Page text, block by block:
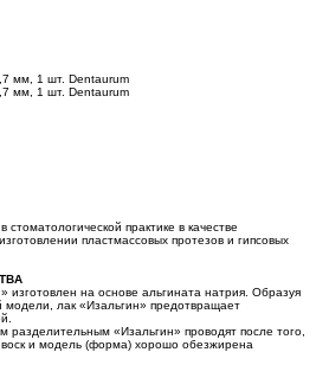
мм, 1 шт. Dentaurum
мм, 1 шт. Dentaurum
практике в качестве
пластмассовых протезов и гипсовых
изготовлен на основе альгината натрия. Образуя
модели, лак «Изальгин» предотвращает
разделительным «Изальгин» проводят после того,
воск и модель (форма) хорошо обезжирена